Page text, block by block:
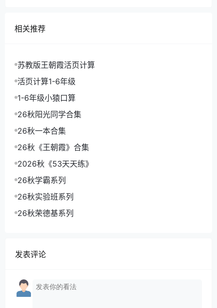
相关推荐
苏教版王朝霞活页计算
活页计算1-6年级
1-6年级小猿口算
26秋阳光同学合集
26秋一本合集
26秋《王朝霞》合集
2026秋《53天天练》
26秋学霸系列
26秋实验班系列
26秋荣德基系列
发表评论